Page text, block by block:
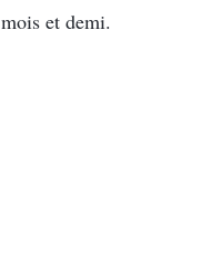
et demi.